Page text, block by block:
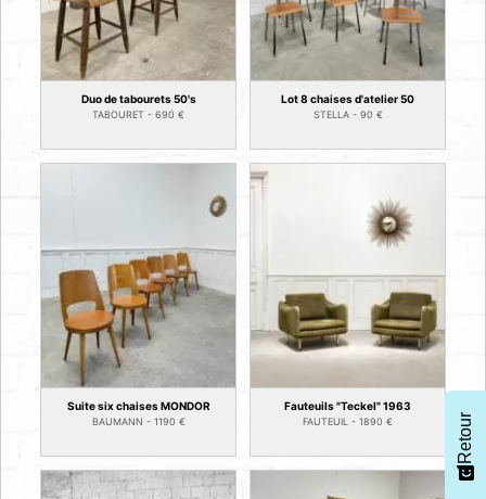
Duo de tabourets 50's
TABOURET - 690 €
Lot 8 chaises d'atelier 50
STELLA - 90 €
Suite six chaises MONDOR
BAUMANN - 1190 €
Fauteuils "Teckel" 1963
FAUTEUIL - 1890 € Retour